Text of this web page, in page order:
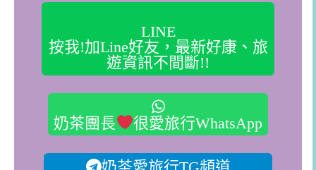
LINE
按我!加Line好友，最新好康、旅
遊資訊不間斷!!
奶茶團長 很愛旅行WhatsApp
奶茶愛旅行TG頻道